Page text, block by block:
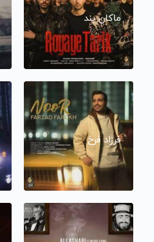
ماکان بند
فرزاد فرخ